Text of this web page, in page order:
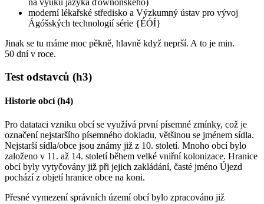
na výuku jazyka ďówňónského)
moderní lékařské středisko a Výzkumný ústav pro vývoj
Ágóšských technologií série {ÉÓÍ}
Jinak se tu máme moc pěkně, hlavně když neprší. A to je min.
50 dní v roce.
Test odstavců (h3)
Historie obcí (h4)
Pro datataci vzniku obcí se využívá první písemné zmínky, což je
označení nejstaršího písemného dokladu, většinou se jménem sídla.
Nejstarší sídla/obce jsou známy již z 10. století. Mnoho obcí bylo
založeno v 11. až 14. století během velké vniřní kolonizace. Hranice
obcí byly vytyčovány již při jejich zakládání, časté jméno Újezd
pochází z objetí hranice obce na koni.
Přesné vymezení správních území obcí bylo zpracováno již